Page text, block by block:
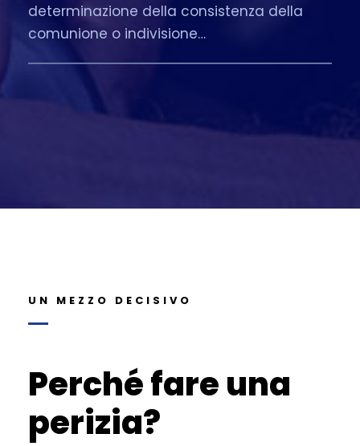
determinazione della consistenza della
comunione o indivisione…
UN MEZZO DECISIVO
Perché fare una
perizia?